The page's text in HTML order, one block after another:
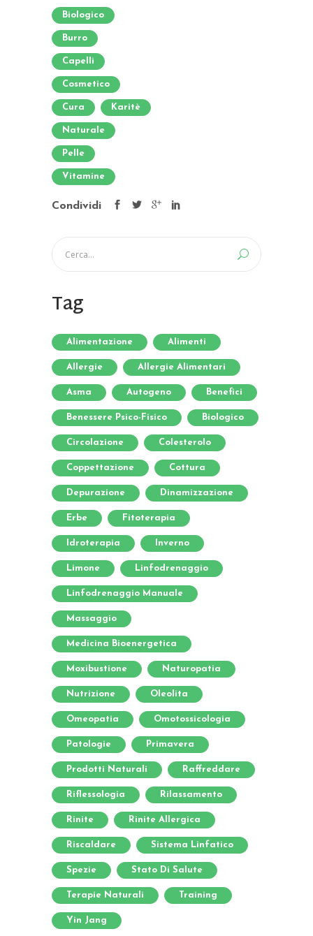
Biologico
Burro
Capelli
Cosmetico
Cura Karitè
Naturale
Pelle
Vitamine
Condividi
Tag
Alimentazione Alimenti
Allergie Allergie Alimentari
Asma Autogeno Benefici
Benessere Psico-Fisico Biologico
Circolazione Colesterolo
Coppettazione Cottura
Depurazione Dinamizzazione
Erbe Fitoterapia
Idroterapia Inverno
Limone Linfodrenaggio
Linfodrenaggio Manuale
Massaggio
Medicina Bioenergetica
Moxibustione Naturopatia
Nutrizione Oleolita
Omeopatia Omotossicologia
Patologie Primavera
Prodotti Naturali Raffreddare
Riflessologia Rilassamento
Rinite Rinite Allergica
Riscaldare Sistema Linfatico
Spezie Stato Di Salute
Terapie Naturali Training
Yin Jang